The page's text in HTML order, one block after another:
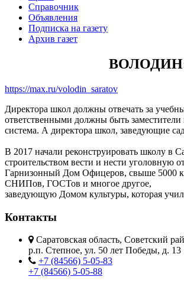
Справочник
Объявления
Подписка на газету
Архив газет
https://max.ru/volodin_saratov
Директора школ должны отвечать за
ответственными должны быть заместители
система. А директора школ, заведующие
В 2017 начали реконструировать школу в
строительством вести и нести уголовную
Гарнизонный Дом Офицеров, свыше 5000
СНИПов, ГОСТов и многое другое,
заведующую Домом культуры, которая
Контакты
Саратовская область, Советский
р.п. Степное, ул. 50 лет Победы, д. 13
+7 (84566) 5-05-83
+7 (84566) 5-05-88